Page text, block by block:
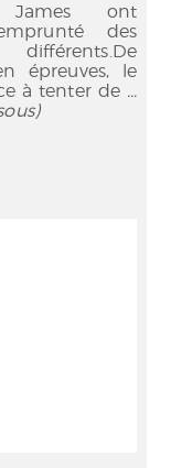
ont
des
épreuves, le
à tenter de ...